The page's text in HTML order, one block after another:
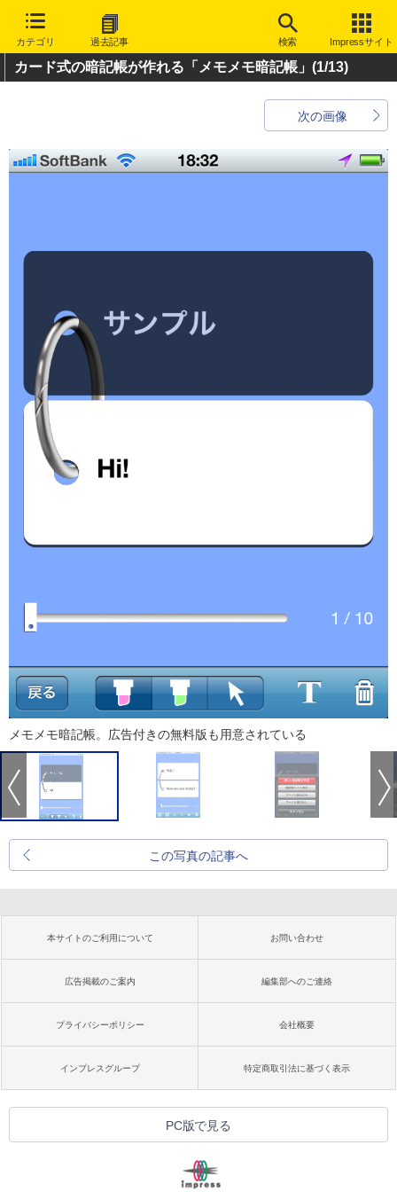
カテゴリ 過去記事 検索 Impressサイト
カード式の暗記帳が作れる「メモメモ暗記帳」 (1/13)
次の画像
メモメモ暗記帳。広告付きの無料版も用意されている
この写真の記事へ
本サイトのご利用について お問い合わせ
広告掲載のご案内 編集部へのご連絡
プライバシーポリシー 会社概要
インプレスグループ 特定商取引法に基づく表示
PC版で見る